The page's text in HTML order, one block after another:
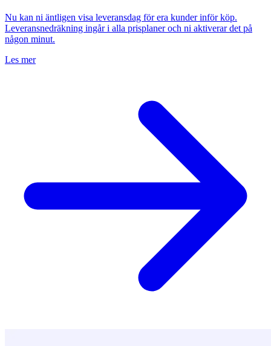
Nu kan ni äntligen visa leveransdag för era kunder inför köp.
Leveransnedräkning ingår i alla prisplaner och ni aktiverar det på
någon minut.
Les mer